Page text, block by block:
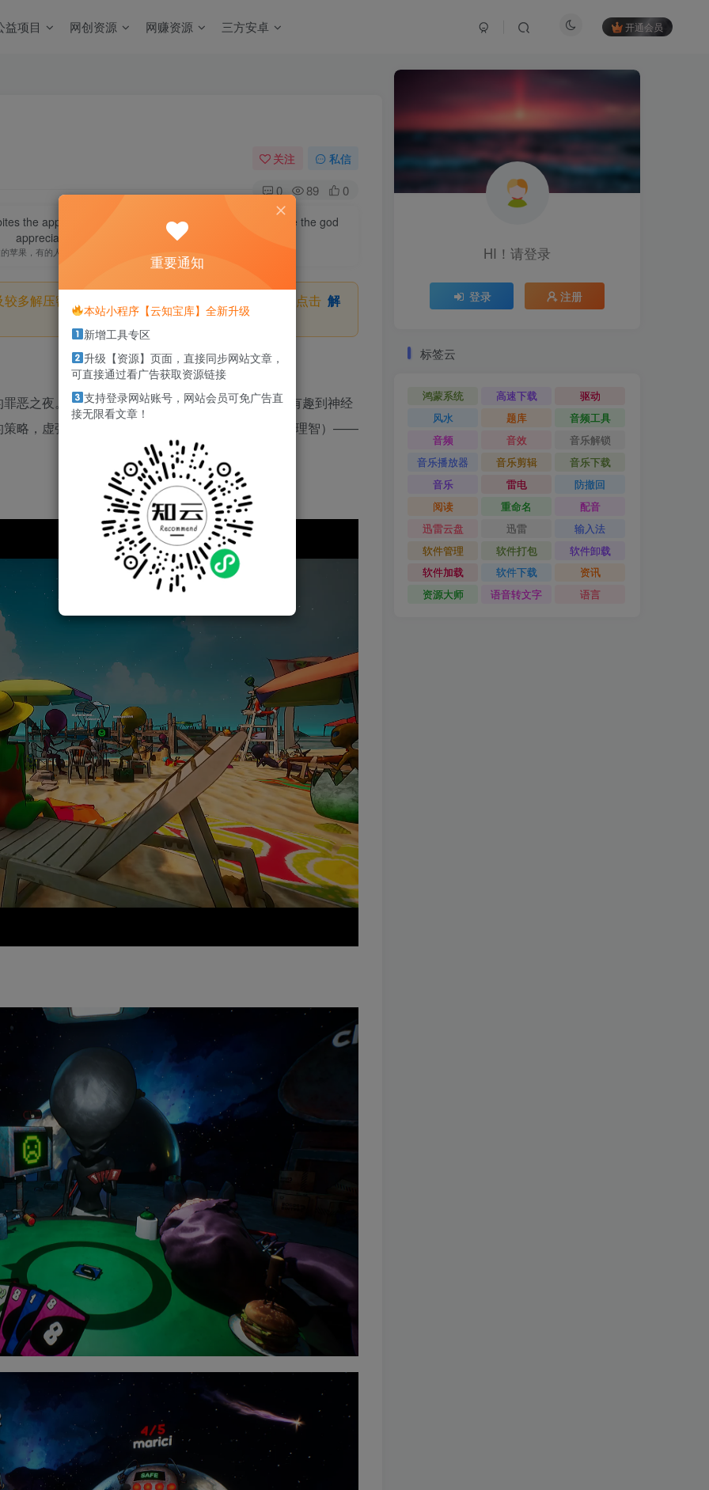
益项目 网创资源 网赚资源 三方安卓 开通会员
关注 私信
0 89 0
the apple. the bigger disadvantage you have, the more the god
appreciate it.
苹果，有的人缺陷比较大，正是因为上帝特别喜欢他的芬芳
多解压密码，如果你下载的资源需要解压密码，请点击 解
恶之夜。最多支持4名玩家参与的奇异月球桌游，有趣到神经
略，虚张声势，赢得胜利，并努力保护你的大脑（理智）——
HI！请登录
登录 注册
标签云
鸿蒙系统 高速下载
驱动
风水
题库
音频工具
音频
音效
音乐解锁
音乐播放器
音乐剪辑
音乐下载
音乐
雷电
防撤回
阅读
重命名
配音
迅雷云盘
迅雷
输入法
软件管理
软件打包
软件卸载
软件加载
软件下载
资讯
资源大师
语音转文字 语言
重要通知
本站小程序【云知宝库】全新升级
新增工具专区
升级【资源】页面，直接同步网站文章，
可直接通过看广告获取资源链接
支持登录网站账号，网站会员可免广告直
接无限看文章！